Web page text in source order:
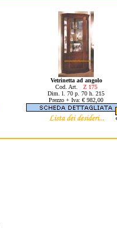
Vetrinetta ad angolo
Cod. Art.
Z 175
Dim. l. 70 p. 70 h. 215
Prezzo + Iva: € 982,00